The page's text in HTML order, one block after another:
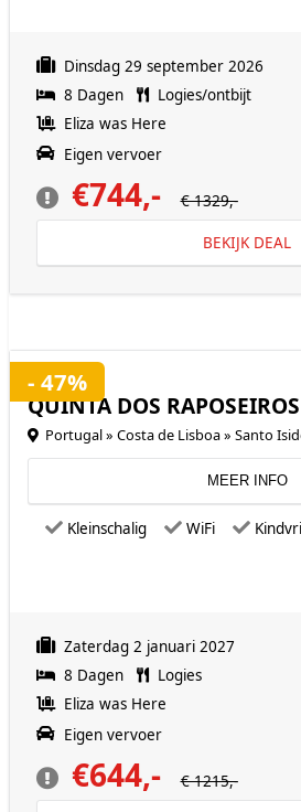
Dinsdag 29 september 2026
8 Dagen
Logies/ontbijt
Eliza was Here
Eigen vervoer
€744,- € 1329,-
BEKIJK DEAL
3 sterren accommodatie
QUINTA DOS RAPOSEIROS
Portugal » Costa de Lisboa » Santo
MEER INFO
Kleinschalig WiFi
Zaterdag 2 januari 2027
8 Dagen
Logies
Eliza was Here
Eigen vervoer
€644,- € 1215,-
- 47%